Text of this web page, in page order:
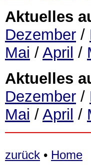
Aktuelles
Dezember /
Mai / April /
Aktuelles
Dezember /
Mai / April /
zurück • Home